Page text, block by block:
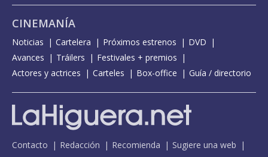
CINEMANÍA
Noticias Cartelera Próximos estrenos
DVD
Avances
Tráilers
Festivales + premios
Actores y actrices
Carteles Box-office Guía / directorio
Contacto Redacción Recomienda
Sugiere una web